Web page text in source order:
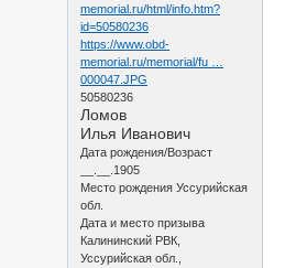
memorial.ru/html/info.htm?
id=50580236
https://www.obd-
memorial.ru/memorial/fu …
000047.JPG
50580236
Ломов
Илья Иванович
Дата рождения/Возраст
__.__.1905
Место рождения Уссурийская
обл.
Дата и место призыва
Калининский РВК,
Уссурийская обл.,